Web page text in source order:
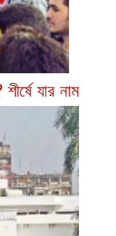
যার নাম